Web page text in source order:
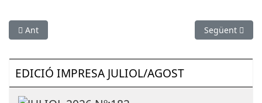
Article anterior: SUCCESSOS: La Policia Local d’Olesa de
Ant Article
Següent
EDICIÓ IMPRESA JULIOL/AGOST